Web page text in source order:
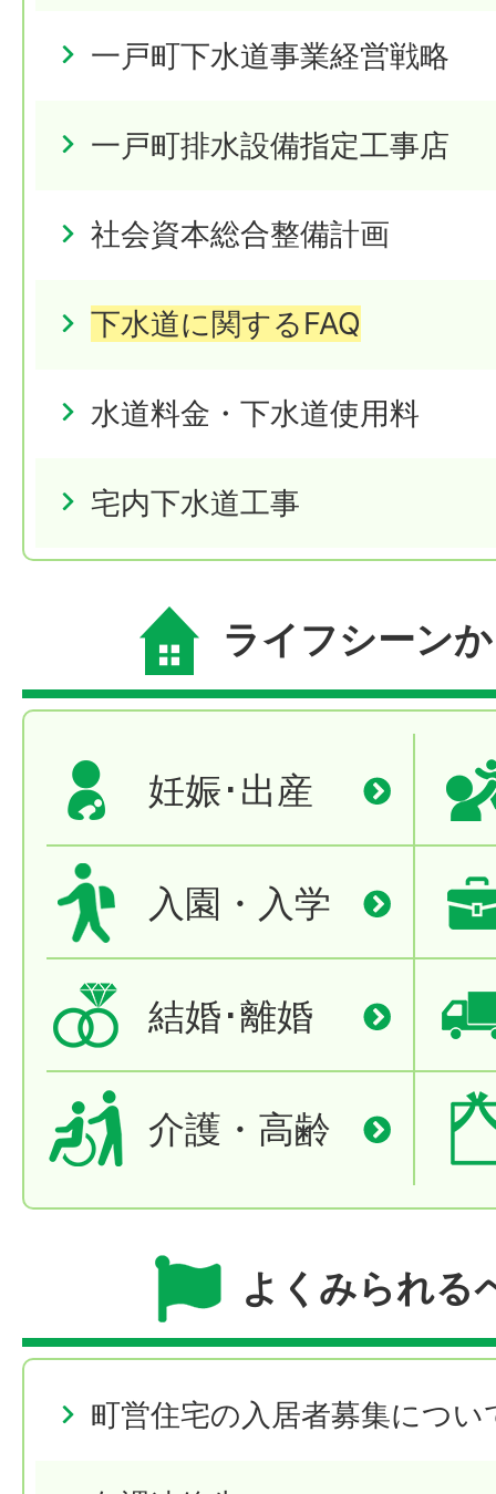
一戸町下水道事業経営戦略
一戸町排水設備指定工事店
社会資本総合整備計画
下水道に関するFAQ
水道料金・下水道使用料
宅内下水道工事
ライフシーン
妊娠･出産
入園・入学
結婚･離婚
介護・高齢
よくみられる
町営住宅の入居者募集につい